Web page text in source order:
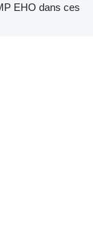
EHO dans ces